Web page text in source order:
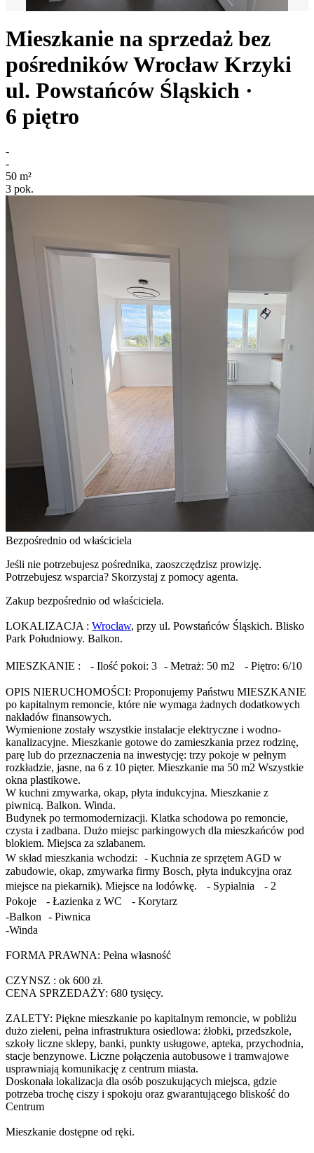
Mieszkanie na sprzedaż bez
pośrednikówWrocław Krzyki
ul. Powstańców Śląskich ·
6 piętro
-
-
50 m²
3 pok.
Bezpośrednio od właściciela
Jeśli nie potrzebujesz pośrednika, zaoszczędzisz prowizję.
Potrzebujesz wsparcia? Skorzystaj z pomocy agenta.
Zakup bezpośrednio od właściciela.
LOKALIZACJA : Wrocław, przy ul. Powstańców Śląskich. Blisko
Park Południowy. Balkon.
MIESZKANIE : - Ilość pokoi: 3 - Metraż: 50 m2 - Piętro: 6/10
OPIS NIERUCHOMOŚCI: Proponujemy Państwu MIESZKANIE
po kapitalnym remoncie, które nie wymaga żadnych dodatkowych
nakładów finansowych.
Wymienione zostały wszystkie instalacje elektryczne i wodno-
kanalizacyjne. Mieszkanie gotowe do zamieszkania przez rodzinę,
parę lub do przeznaczenia na inwestycję: trzy pokoje w pełnym
rozkładzie, jasne, na 6 z 10 pięter. Mieszkanie ma 50 m2 Wszystkie
okna plastikowe.
W kuchni zmywarka, okap, płyta indukcyjna. Mieszkanie z
piwnicą. Balkon. Winda.
Budynek po termomodernizacji. Klatka schodowa po remoncie,
czysta i zadbana. Dużo miejsc parkingowych dla mieszkańców pod
blokiem. Miejsca za szlabanem.
W skład mieszkania wchodzi: - Kuchnia ze sprzętem AGD w
zabudowie, okap, zmywarka firmy Bosch, płyta indukcyjna oraz
miejsce na piekarnik). Miejsce na lodówkę. - Sypialnia - 2
Pokoje - Łazienka z WC - Korytarz
-Balkon - Piwnica
-Winda
FORMA PRAWNA: Pełna własność
CZYNSZ : ok 600 zł.
CENA SPRZEDAŻY: 680 tysięcy.
ZALETY: Piękne mieszkanie po kapitalnym remoncie, w pobliżu
dużo zieleni, pełna infrastruktura osiedlowa: żłobki, przedszkole,
szkoły liczne sklepy, banki, punkty usługowe, apteka, przychodnia,
stacje benzynowe. Liczne połączenia autobusowe i tramwajowe
usprawniają komunikację z centrum miasta.
Doskonała lokalizacja dla osób poszukujących miejsca, gdzie
potrzeba trochę ciszy i spokoju oraz gwarantującego bliskość do
Centrum
Mieszkanie dostępne od ręki.